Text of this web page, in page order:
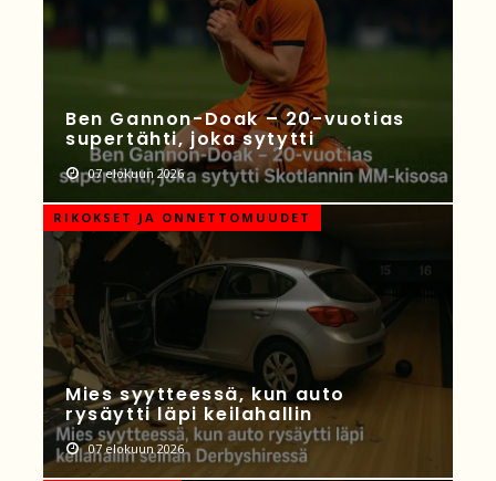
Ben Gannon-Doak – 20-vuotias
supertähti, joka sytytti
07 elokuun 2026
RIKOKSET JA ONNETTOMUUDET
Mies syytteessä, kun auto
rysäytti läpi keilahallin
07 elokuun 2026